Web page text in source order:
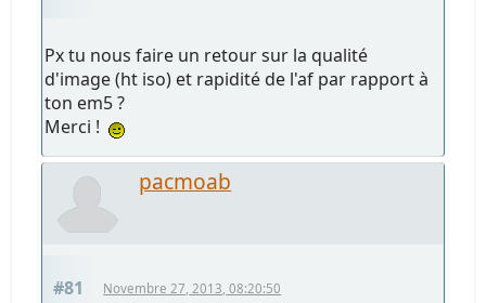
Px tu nous faire un retour sur la qualité
d'image (ht iso) et rapidité de l'af par rapport à
ton em5 ?
Merci !
pacmoab
#81 Novembre 27, 2013, 08:20:50